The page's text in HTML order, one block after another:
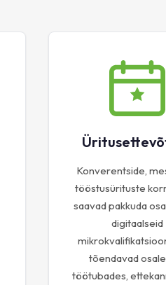
Konverentside,
tööstusürituste
saavad pakkuda
digitaalseid
tõendavad
töötubades,